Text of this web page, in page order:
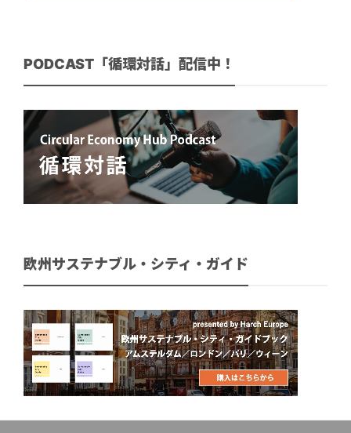
PODCAST「循環対話」配信中！
欧州サステナブル・シティ・ガイド